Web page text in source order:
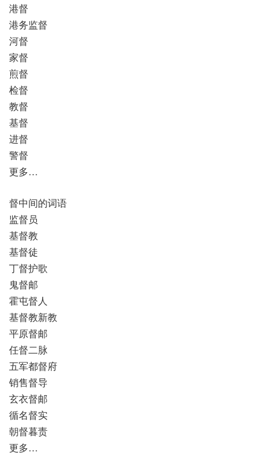
港督
港务监督
河督
家督
煎督
检督
教督
基督
进督
警督
更多…
督中间的词语
监督员
基督教
基督徒
丁督护歌
鬼督邮
霍屯督人
基督教新教
平原督邮
任督二脉
五军都督府
销售督导
玄衣督邮
循名督实
朝督暮责
更多…